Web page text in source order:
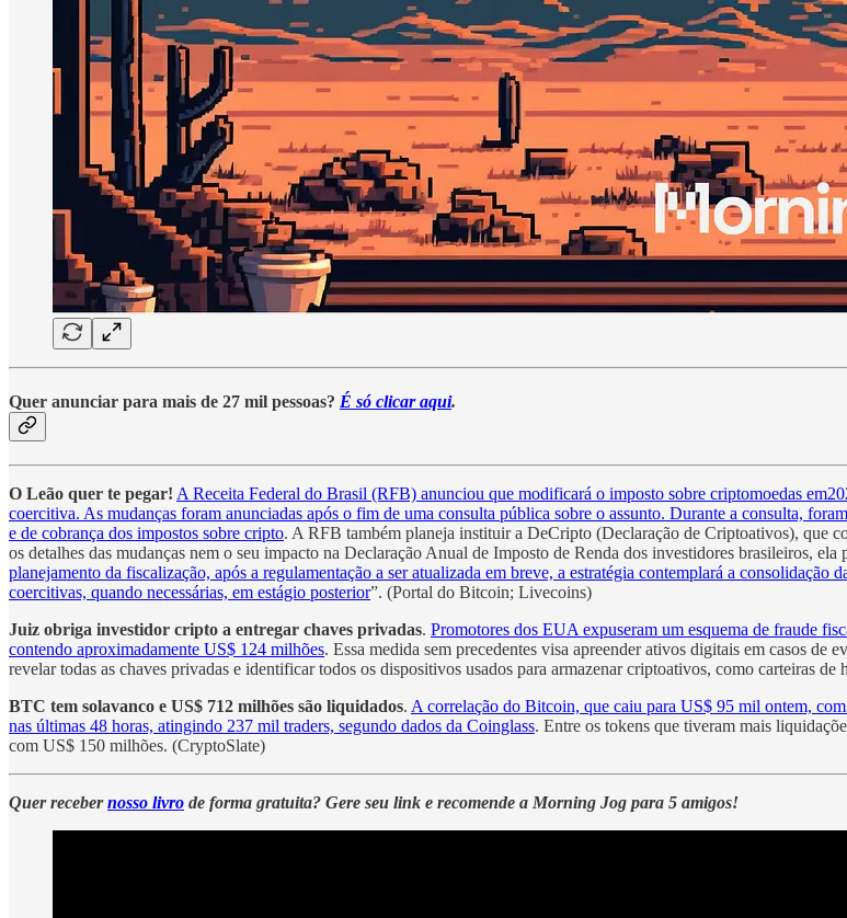
Quer anunciar para mais de 27 mil pessoas? É só clicar aqui.
O Leão quer te pegar! A Receita Federal do Brasil (RFB) anunciou que modificará o imposto sobre criptomoedas
coercitiva. As mudanças foram anunciadas após o fim de uma consulta pública sobre o assunto. Durante a consulta,
e de cobrança dos impostos sobre cripto. A RFB também planeja instituir a DeCripto (Declaração de Criptoativos), que
os detalhes das mudanças nem o seu impacto na Declaração Anual de Imposto de Renda dos investidores brasileiros,
planejamento da fiscalização, após a regulamentação a ser atualizada em breve, a estratégia contemplará a
coercitivas, quando necessárias, em estágio posterior”. (Portal do Bitcoin; Livecoins)
Juiz obriga investidor cripto a entregar chaves privadas. Promotores dos EUA expuseram um esquema de fraude
contendo aproximadamente US$ 124 milhões. Essa medida sem precedentes visa apreender ativos digitais em casos
revelar todas as chaves privadas e identificar todos os dispositivos usados para armazenar criptoativos, como carteiras
BTC tem solavanco e US$ 712 milhões são liquidados. A correlação do Bitcoin, que caiu para US$ 95 mil ontem,
nas últimas 48 horas, atingindo 237 mil traders, segundo dados da Coinglass. Entre os tokens que tiveram mais
com US$ 150 milhões. (CryptoSlate)
Quer recebernosso livro de forma gratuita? Gere seu link e recomende a Morning Jog para 5 amigos!